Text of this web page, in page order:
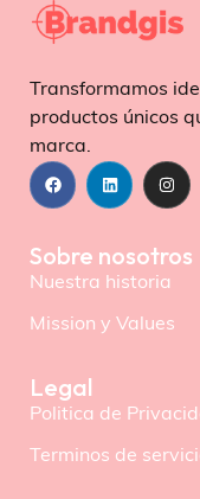
Transformamos
productos únicos
marca.
Sobre nosotros
Nuestra historia
Mission y Values
Legal
Politica de
Terminos de